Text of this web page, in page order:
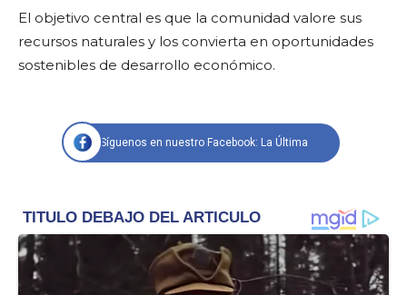
El objetivo central es que la comunidad valore sus
recursos naturales y los convierta en oportunidades
sostenibles de desarrollo económico.
Síguenos en nuestro Facebook: La Última